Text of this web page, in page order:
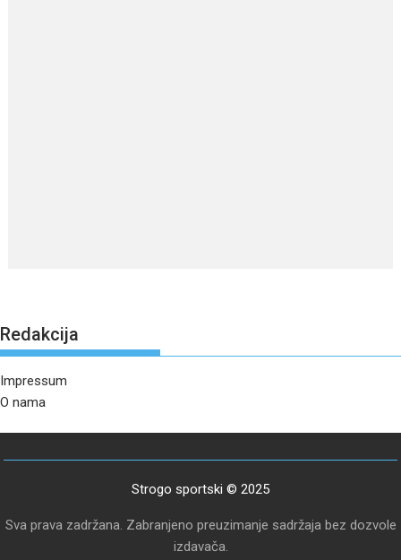
Redakcija
Impressum
O nama
Strogo sportski © 2025
Sva prava zadržana. Zabranjeno preuzimanje sadržaja bez dozvole
izdavača.